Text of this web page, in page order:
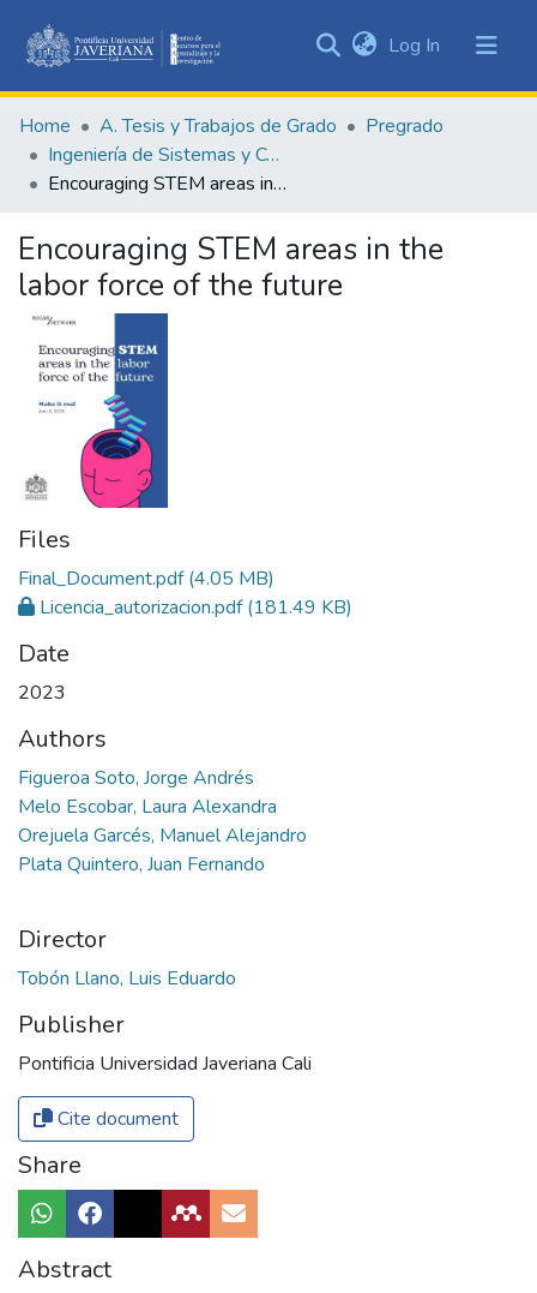
&
Collections
All of DSpace
Statistics
Log In (current)
Home A. Tesis y Trabajos de Grado
Pregrado
Ingeniería de Sistemas y Computación
Encouraging STEM areas in the labor force of the future
Encouraging STEM areas in the
labor force of the future
Files
Final_Document.pdf(4.05 MB)
Licencia_autorizacion.pdf(181.49 KB)
Date
2023
Authors
Figueroa Soto, Jorge Andrés
Melo Escobar, Laura Alexandra
Orejuela Garcés, Manuel Alejandro
Plata Quintero, Juan Fernando
Director
Tobón Llano, Luis Eduardo
Publisher
Pontificia Universidad Javeriana Cali
Cite document
Share
Abstract